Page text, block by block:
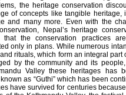
the heritage conservation
of concepts like tangible heritage,
and many more. Even with the
Nepal’s heritage
the conservation practices
only in plans. While numerous
rituals, which form an integral
by the community and its
Valley these heritages has
as “Guthi” which has been
have survived for centuries